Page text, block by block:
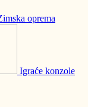
oprema
Igraće konzole